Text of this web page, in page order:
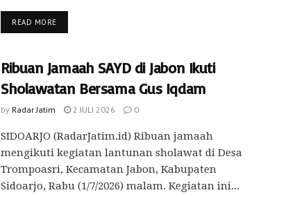
READ MORE
Ribuan Jamaah SAYD di Jabon Ikuti
Sholawatan Bersama Gus Iqdam
by Radar Jatim 2 JULI 2026 0
SIDOARJO (RadarJatim.id) Ribuan jamaah
mengikuti kegiatan lantunan sholawat di Desa
Trompoasri, Kecamatan Jabon, Kabupaten
Sidoarjo, Rabu (1/7/2026) malam. Kegiatan ini...